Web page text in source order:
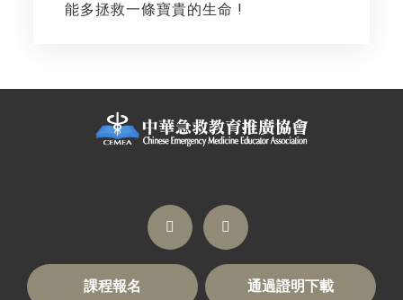
能多拯救一條寶貴的生命 !
課程報名 通過證明下載